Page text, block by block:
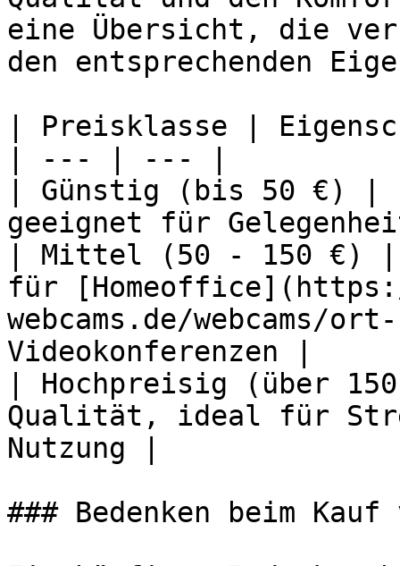
eine Übersicht, die
den entsprechenden
| Preisklasse |
| --- | --- |
| Günstig (bis 50 €) | -
geeignet für
| Mittel (50 - 150 €)
für
webcams.de/webcams/
Videokonferenzen |
| Hochpreisig (über
Qualität, ideal für
Nutzung |
### Bedenken beim Kauf